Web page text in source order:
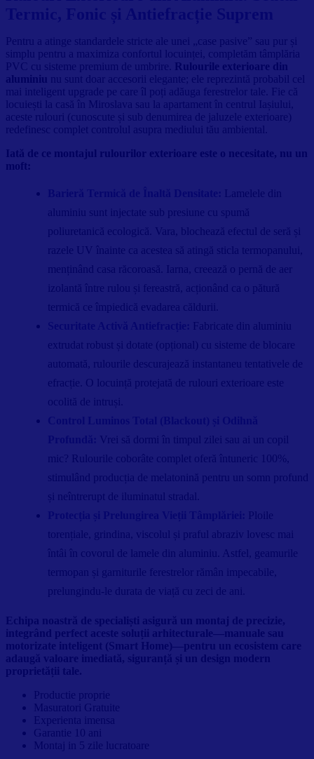
Pentru a atinge standardele stricte ale unei „case pasive” sau pur și
simplu pentru a maximiza confortul locuinței, completăm tâmplăria
PVC cu sisteme premium de umbrire.
Rulourile exterioare din
aluminiu
nu sunt doar accesorii elegante; ele reprezintă probabil cel
mai inteligent upgrade pe care îl poți adăuga ferestrelor tale. Fie că
locuiești la casă în Miroslava sau la apartament în centrul Iașiului,
aceste rulouri (cunoscute și sub denumirea de jaluzele exterioare)
redefinesc complet controlul asupra mediului tău ambiental.
Iată de ce montajul rulourilor exterioare este o necesitate, nu un
moft:
Lamelele din
aluminiu sunt injectate sub presiune cu spumă
poliuretanică ecologică. Vara, blochează efectul de seră și
razele UV înainte ca acestea să atingă sticla termopanului,
menținând casa răcoroasă. Iarna, creează o pernă de aer
izolantă între rulou și fereastră, acționând ca o pătură
termică ce împiedică evadarea căldurii.
Fabricate din aluminiu
extrudat robust și dotate (opțional) cu sisteme de blocare
automată, rulourile descurajează instantaneu tentativele de
efracție. O locuință protejată de rulouri exterioare este
ocolită de intruși.
Vrei să dormi în timpul zilei sau ai un copil
mic? Rulourile coborâte complet oferă întuneric 100%,
stimulând producția de melatonină pentru un somn profund
și neîntrerupt de iluminatul stradal.
Ploile
torențiale, grindina, viscolul și praful abraziv lovesc mai
întâi în covorul de lamele din aluminiu. Astfel, geamurile
termopan și garniturile ferestrelor rămân impecabile,
prelungindu-le durata de viață cu zeci de ani.
Productie proprie
Masuratori Gratuite
Experienta imensa
Garantie 10 ani
Montaj in 5 zile lucratoare